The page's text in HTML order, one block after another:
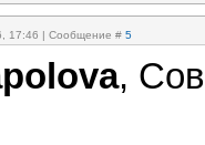
17:46 | Сообщение # 5
,